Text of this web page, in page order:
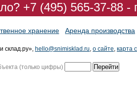
+7 (495) 565-37-88
хранение Аренда производства
склад.ру», hello@snimisklad.ru, о сайте, карта
(только цифры)